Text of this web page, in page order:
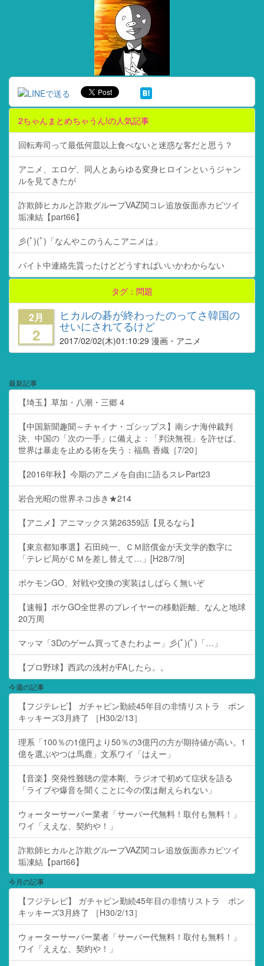
2ちゃんまとめちゃうん!の人気記事
回転寿司って最低何皿以上食べないと迷惑な客だと思う？
アニメ、エロゲ、同人とあらゆる変身ヒロインというジャン
ルを見てきたが
詐欺師ヒカルと詐欺グループVAZ関コレ追放仮面赤カビツイ
垢凍結【part66】
彡(ﾟ)(ﾟ)「なんやこのうんこアニメは」
バイト中連絡先貰ったけどどうすればいいかわからない
タグ：問題
2月
2
ヒカルの碁が終わったのってさ韓国の
せいにされてるけど
2017/02/02(木)01:10:29 漫画・アニメ
最新記事
【埼玉】草加・八潮・三郷 4
【中国新聞趣聞～チャイナ・ゴシップス】南シナ海仲裁判
決、中国の「次の一手」に備えよ：「判決無視」を許せば、
世界は暴走を止める術を失う：福島 香織［7/20］
【2016年秋】今期のアニメを自由に語るスレPart23
岩合光昭の世界ネコ歩き★214
【アニメ】アニマックス第26359話【見るなら】
【東京都知事選】石田純一、ＣＭ賠償金が天文学的数字に
「テレビ局がＣＭを差し替えて…」[H28/7/9]
ポケモンGO、対戦や交換の実装はしばらく無いぞ
【速報】ポケGO全世界のプレイヤーの移動距離、なんと地球
20万周
マッマ「3Dのゲーム買ってきたわよー」彡(ﾟ)(ﾟ)「…」
【プロ野球】西武の浅村がFAしたら。。
今週の記事
【フジテレビ】 ガチャピン勤続45年目の非情リストラ ポン
キッキーズ3月終了 ［H30/2/13］
理系「100％の1億円より50％の3億円の方が期待値が高い。1
億を選ぶやつは馬鹿」文系ワイ「はえー」
【音楽】突発性難聴の堂本剛、ラジオで初めて症状を語る
「ライブや爆音を聞くことに今の僕は耐えられない」
ウォーターサーバー業者「サーバー代無料！取付も無料！」
ワイ「ええな、契約や！」
詐欺師ヒカルと詐欺グループVAZ関コレ追放仮面赤カビツイ
垢凍結【part66】
今月の記事
【フジテレビ】 ガチャピン勤続45年目の非情リストラ ポン
キッキーズ3月終了 ［H30/2/13］
ウォーターサーバー業者「サーバー代無料！取付も無料！」
ワイ「ええな、契約や！」